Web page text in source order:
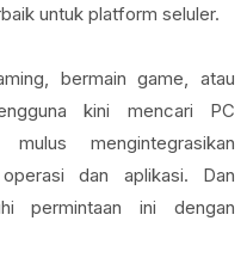
untuk platform seluler.
bermain game, atau
kini mencari PC
mengintegrasikan
dan aplikasi. Dan
permintaan ini dengan